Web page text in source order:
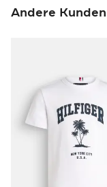
Andere